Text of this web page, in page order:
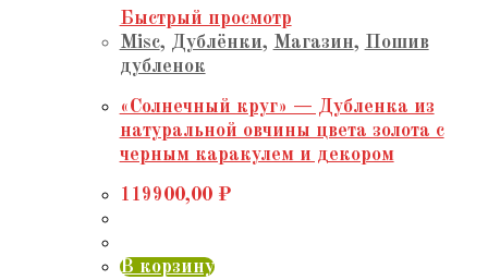
Быстрый просмотр
Misc, Дублёнки, Магазин, Пошив
дубленок
«Солнечный круг» — Дубленка из
натуральной овчины цвета золота с
черным каракулем и декором
119900,00 ₽
В корзину